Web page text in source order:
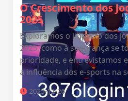
O Crescimento dos
2025
Exploramos o impacto dos
2025, como a segurança se
prioridade, e entrevistamos
a influência dos e-sports na
2025-12-26